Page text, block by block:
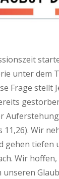
unter dem
Frage stellt
11,26). Wir
gehen tiefen
Wir hoffen,
unseren